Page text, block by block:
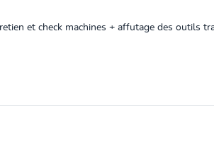
et check machines + affutage des outils